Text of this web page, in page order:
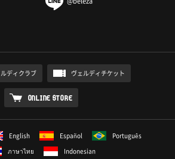
ディクラブ ヴェルディチケット
ONLINE STORE
English Español
Português
ภาษาไทย
Indonesian